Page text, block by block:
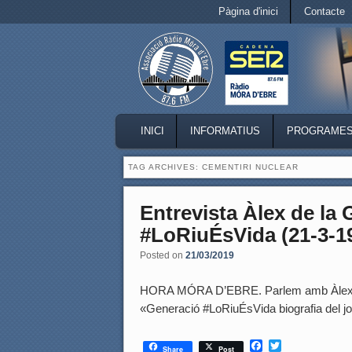
Pàgina d'inici Contacte
MAIN MENU
SKIP TO PRIMARY CONTENT
SKIP TO SECONDARY CONTENT
INICI INFORMATIUS PROGRAMES
TAG ARCHIVES: CEMENTIRI NUCLEAR
Entrevista Àlex de la
#LoRiuÉsVida (21-3-
Posted on 21/03/2019
HORA MÓRA D’EBRE. Parlem amb
«Generació #LoRiuÉsVida biografia del
Share Post
F